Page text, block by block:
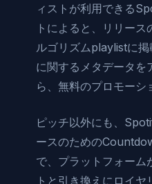
ィストが利用できる
トによると、リリー
ルゴリズムplaylistに
に関するメタデータを
ら、無料のプロモーシ
ピッチ以外にも、
ースのための
で、プラットフォー
トと引き換えにロイ